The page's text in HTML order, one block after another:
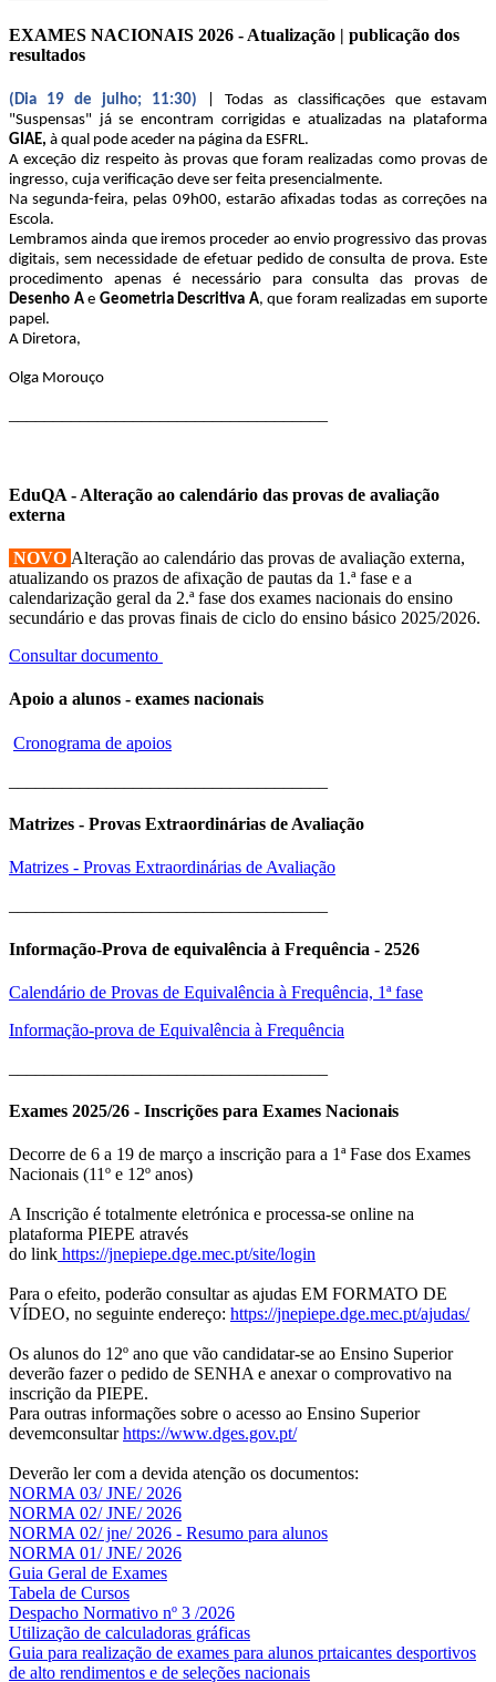
EXAMES NACIONAIS 2026 - Atualização | publicação dos
resultados
(Dia 19 de julho; 11:30)
| Todas as classificações que estavam
"Suspensas" já se encontram corrigidas e atualizadas na plataforma
GIAE, à qual pode aceder na página da ESFRL.
A exceção diz respeito às provas que foram realizadas como provas de
ingresso, cuja verificação deve ser feita presencialmente.
Na segunda-feira, pelas 09h00, estarão afixadas todas as correções na
Escola.
Lembramos ainda que iremos proceder ao envio progressivo das provas
digitais, sem necessidade de efetuar pedido de consulta de prova. Este
procedimento apenas é necessário para consulta das provas de
Desenho Ae Geometria Descritiva A, que foram realizadas em suporte
papel.
A Diretora,
Olga Morouço
EduQA - Alteração ao calendário das provas de avaliação
externa
NOVO Alteração ao calendário das provas de avaliação externa,
atualizando os prazos de afixação de pautas da 1.ª fase e a
calendarização geral da 2.ª fase dos exames nacionais do ensino
secundário e das provas finais de ciclo do ensino básico 2025/2026.
Consultar documento
Apoio a alunos - exames nacionais
Cronograma de apoios
Matrizes - Provas Extraordinárias de Avaliação
Matrizes - Provas Extraordinárias de Avaliação
Informação-Prova de equivalência à Frequência - 2526
Calendário de Provas de Equivalência à Frequência, 1ª fase
Informação-prova de Equivalência à Frequência
Exames 2025/26 - Inscrições para Exames Nacionais
Decorre de 6 a 19 de março a inscrição para a 1ª Fase dos Exames
Nacionais (11º e 12º anos)
A Inscrição é totalmente eletrónica e processa-se online na
plataforma PIEPE através
do link https://jnepiepe.dge.mec.pt/site/login
Para o efeito, poderão consultar as ajudas EM FORMATO DE
VÍDEO, no seguinte endereço: https://jnepiepe.dge.mec.pt/ajudas/
Os alunos do 12º ano que vão candidatar-se ao Ensino Superior
deverão fazer o pedido de SENHA e anexar o comprovativo na
inscrição da PIEPE.
Para outras informações sobre o acesso ao Ensino Superior
devemconsultarhttps://www.dges.gov.pt/
Deverão ler com a devida atenção os documentos:
NORMA 03/ JNE/ 2026
NORMA 02/ JNE/ 2026
NORMA 02/ jne/ 2026 - Resumo para alunos
NORMA 01/ JNE/ 2026
Guia Geral de Exames
Tabela de Cursos
Despacho Normativo nº 3 /2026
Utilização de calculadoras gráficas
Guia para realização de exames para alunos prtaicantes desportivos
de alto rendimentos e de seleções nacionais